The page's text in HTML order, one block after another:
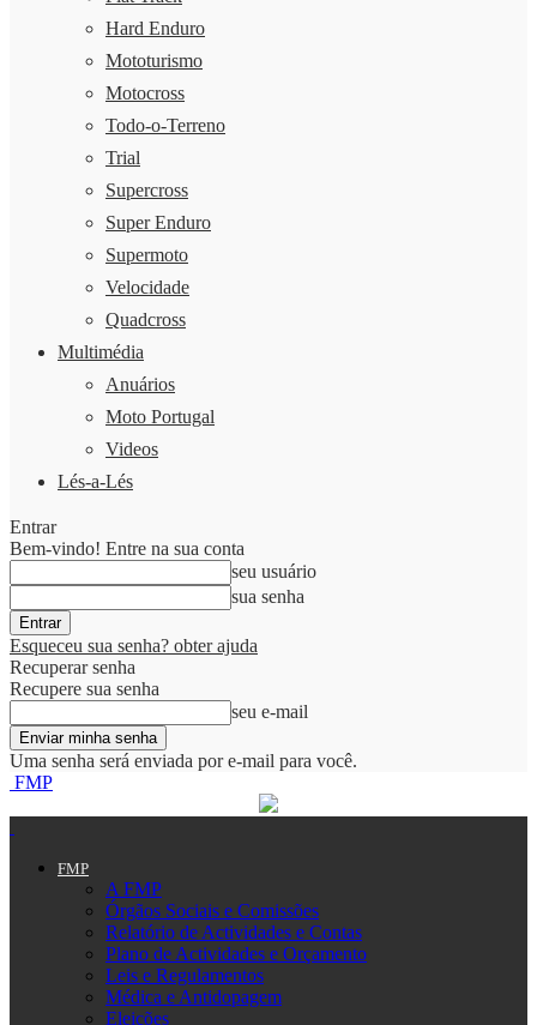
Hard Enduro
Mototurismo
Motocross
Todo-o-Terreno
Trial
Supercross
Super Enduro
Supermoto
Velocidade
Quadcross
Multimédia
Anuários
Moto Portugal
Videos
Lés-a-Lés
Entrar
Bem-vindo! Entre na sua conta
seu usuário
sua senha
Esqueceu sua senha? obter ajuda
Recuperar senha
Recupere sua senha
seu e-mail
Uma senha será enviada por e-mail para você.
FMP
FMP
A FMP
Órgãos Sociais e Comissões
Relatório de Actividades e Contas
Plano de Actividades e Orçamento
Leis e Regulamentos
Médica e Antidopagem
Eleições